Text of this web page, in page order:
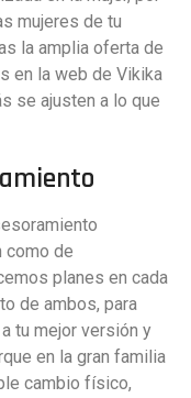
mujeres de tu
la amplia oferta de
en la web de Vikika
se ajusten a lo que
como de
planes en cada
de ambos, para
tu mejor versión y
en la gran familia
cambio físico,